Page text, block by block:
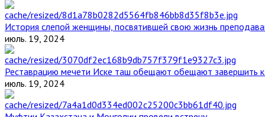
История слепой женщины, посвятившей свою жизнь
июль. 19, 2024
Реставрацию мечети Иске таш обещают обещают завершить к
июль. 19, 2024